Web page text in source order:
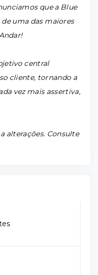
que a Blue
uma das maiores
central
cliente, tornando a
vez mais assertiva,
alterações. Consulte